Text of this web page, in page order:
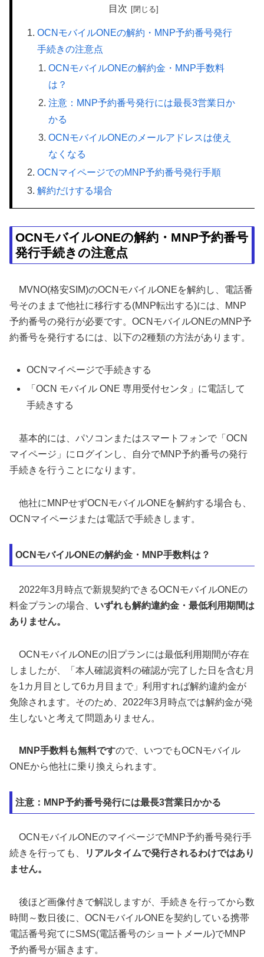
目次
OCNモバイルONEの解約・MNP予約番号発行
手続きの注意点
OCNモバイルONEの解約金・MNP手数料
は？
注意：MNP予約番号発行には最長3営業日か
かる
OCNモバイルONEのメールアドレスは使え
なくなる
OCNマイページでのMNP予約番号発行手順
解約だけする場合
OCNモバイルONEの解約・MNP予約番号
発行手続きの注意点
MVNO(格安SIM)のOCNモバイルONEを解約し、電話番
号そのままで他社に移行する(MNP転出する)には、MNP
予約番号の発行が必要です。OCNモバイルONEのMNP予
約番号を発行するには、以下の2種類の方法があります。
OCNマイページで手続きする
「OCN モバイル ONE 専用受付センタ」に電話して
手続きする
基本的には、パソコンまたはスマートフォンで「OCN
マイページ」にログインし、自分でMNP予約番号の発行
手続きを行うことになります。
他社にMNPせずOCNモバイルONEを解約する場合も、
OCNマイページまたは電話で手続きします。
OCNモバイルONEの解約金・MNP手数料は？
2022年3月時点で新規契約できるOCNモバイルONEの
料金プランの場合、 いずれも解約違約金・最低利用期間は
ありません。
OCNモバイルONEの旧プランには最低利用期間が存在
しましたが、「本人確認資料の確認が完了した日を含む月
を1カ月目として6カ月目まで」利用すれば解約違約金が
免除されます。そのため、2022年3月時点では解約金が発
生しないと考えて問題ありません。
MNP手数料も無料ですので、いつでもOCNモバイル
ONEから他社に乗り換えられます。
注意：MNP予約番号発行には最長3営業日かかる
OCNモバイルONEのマイページでMNP予約番号発行手
続きを行っても、
リアルタイムで発行されるわけではあり
ません。
後ほど画像付きで解説しますが、手続きを行ってから数
時間～数日後に、OCNモバイルONEを契約している携帯
電話番号宛てにSMS(電話番号のショートメール)でMNP
予約番号が届きます。